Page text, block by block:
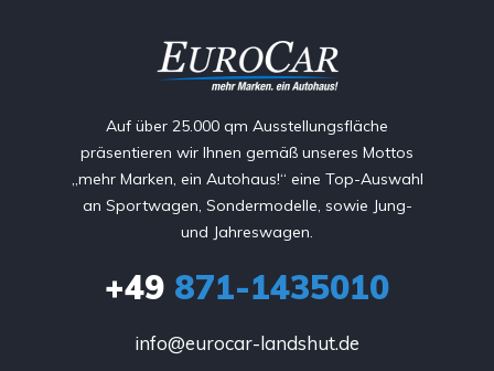
Auf über 25.000 qm Ausstellungsfläche
präsentieren wir Ihnen gemäß unseres Mottos
„mehr Marken, ein Autohaus!“ eine Top-Auswahl
an Sportwagen, Sondermodelle, sowie Jung-
und Jahreswagen.
+49 871-1435010
info@eurocar-landshut.de